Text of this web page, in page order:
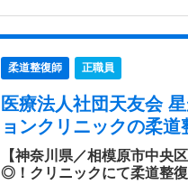
柔道整復師 正職員
医療法人社団天友会
ョンクリニックの柔道
【神奈川県／相模原市中央
◎！クリニックにて柔道整